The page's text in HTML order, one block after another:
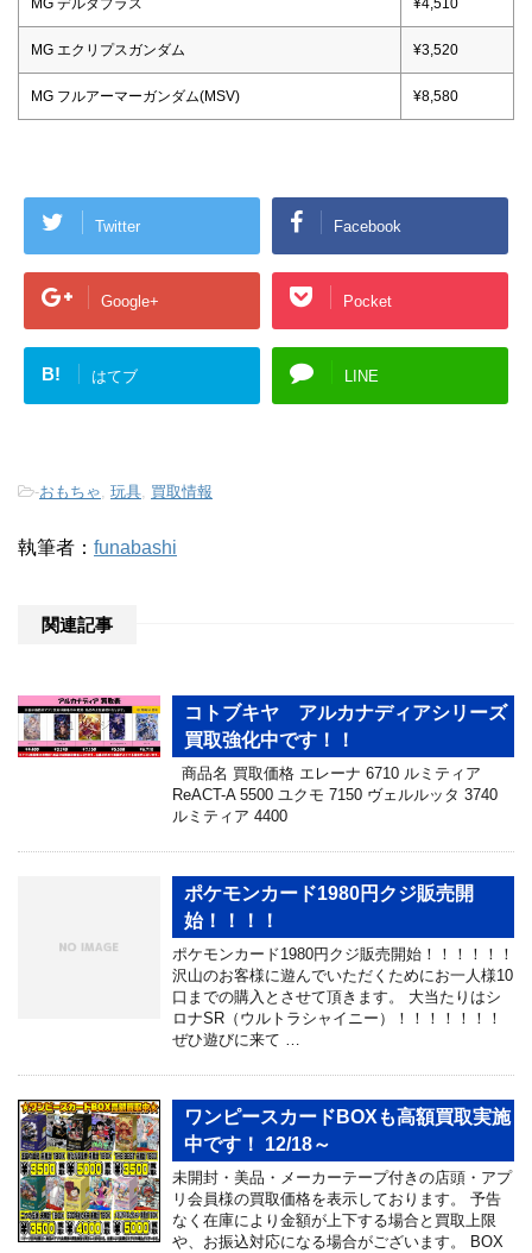
MG デルタプラス ¥4,510
MG エクリプスガンダム ¥3,520
MG フルアーマーガンダム(MSV) ¥8,580
Twitter Facebook
Google+ Pocket
B! はてブ LINE
-おもちゃ, 玩具, 買取情報
執筆者： funabashi
関連記事
コトブキヤ アルカナディアシリーズ
買取強化中です！！
商品名 買取価格 エレーナ 6710 ルミティア
ReACT-A 5500 ユクモ 7150 ヴェルルッタ 3740
ルミティア 4400
ポケモンカード1980円クジ販売開
始！！！！
ポケモンカード1980円クジ販売開始！！！！！！
沢山のお客様に遊んでいただくためにお一人様10
口までの購入とさせて頂きます。 大当たりはシ
ロナSR（ウルトラシャイニー）！！！！！！！
ぜひ遊びに来て …
ワンピースカードBOXも高額買取実施
中です！ 12/18～
未開封・美品・メーカーテープ付きの店頭・アプ
リ会員様の買取価格を表示しております。 予告
なく在庫により金額が上下する場合と買取上限
や、お振込対応になる場合がございます。 BOX